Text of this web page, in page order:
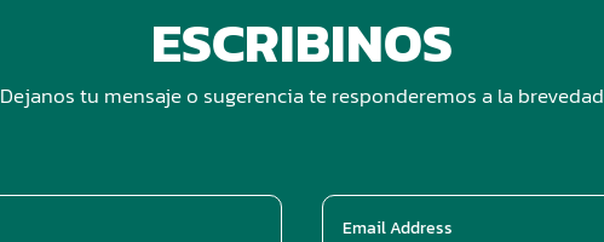
ESCRIBINOS
Dejanos tu mensaje o sugerencia te responderemos a la brevedad